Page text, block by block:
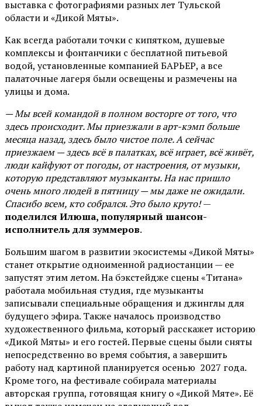
выставка с фотографиями разных лет Тульской
области и «Дикой Мяты».
Как всегда работали точки с кипятком, душевые
комплексы и фонтанчики с бесплатной питьевой
водой, установленные компанией БАРЬЕР, а все
палаточные лагеря были освещены и размечены на
улицы и дома.
— Мы всей командой в полном восторге от того, что
здесь происходит. Мы приезжали в арт-кэмп больше
месяца назад, здесь было чистое поле. А сейчас
приезжаем — здесь всё в палатках, всё играет, всё живёт,
люди кайфуют от погоды, от настроения, от музыки,
которую представляют музыканты. На нас пришло
очень много людей в пятницу — мы даже не ожидали.
Спасибо всем, кто собрался. Это было круто!—
поделился Илюша, популярный шансон-
исполнитель для зуммеров.
Большим шагом в развитии экосистемы «Дикой Мяты»
станет открытие одноименной радиостанции — ее
запустят этим летом. На бэкстейдже сцены «Титана»
работала мобильная студия, где музыканты
записывали специальные обращения и джинглы для
будущего эфира. Также началось производство
художественного фильма, который расскажет историю
«Дикой Мяты» и его гостей. Первые сцены были сняты
непосредственно во время события, а завершить
работу над картиной планируется осенью 2027 года.
Кроме того, на фестивале собирала материалы
авторская группа, готовящая книгу о «Дикой Мяте». Её